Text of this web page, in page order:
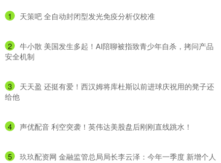
1 ​天策吧 全自动封闭型发光免疫分析仪校准
2
​牛小散 美国发生多起！AI陪聊被指致青少年自杀，拷问产品
安全机制
3
​天天盈 还挺有爱！西汉姆将库杜斯以前进球庆祝用的凳子还
给他
4 ​声优配音 利空突袭！英伟达美股盘后刚刚直线跳水！
5
​玖玖配资网 金融监管总局局长李云泽：今年一季度 新增个人